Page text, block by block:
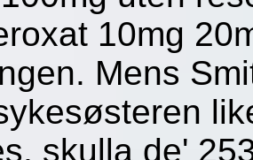
10mg
Mens
skulla de'